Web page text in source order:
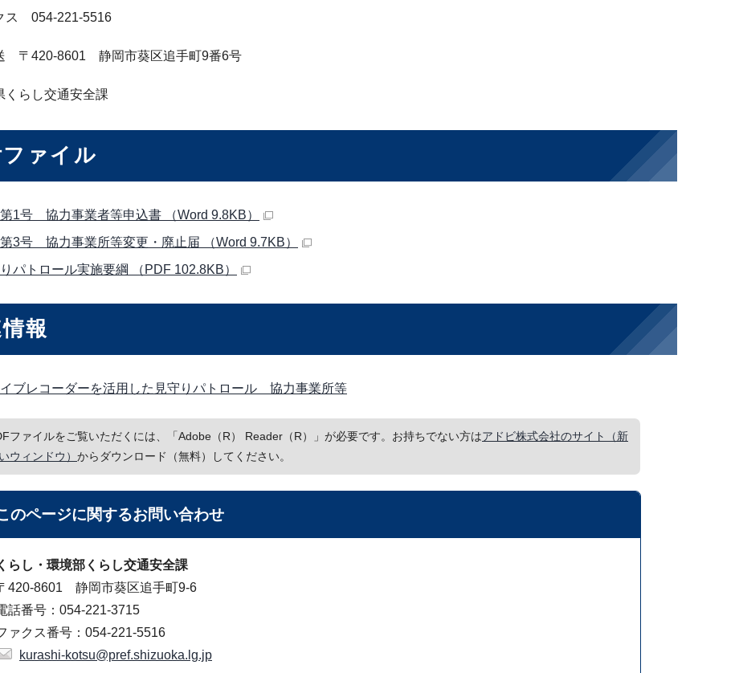
ス 054-221-5516
420-8601 静岡市葵区追手町9番6号
らし交通安全課
ァイル
1号 協力事業者等申込書 （Word 9.8KB）
3号 協力事業所等変更・廃止届 （Word 9.7KB）
パトロール実施要綱 （PDF 102.8KB）
報
イブレコーダーを活用した見守りパトロール 協力事業所等
ファイルをご覧いただくには、「Adobe（R） Reader（R）」が必要です。お持ちでない方はアドビ株式会社のサイト（新
ウィンドウ） からダウンロード（無料）してください。
のページに関するお問い合わせ
らし・環境部くらし交通安全課
420-8601 静岡市葵区追手町9-6
話番号：054-221-3715
ァクス番号：054-221-5516
kurashi-kotsu@pref.shizuoka.lg.jp